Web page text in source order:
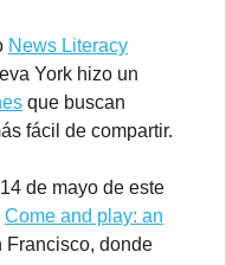
News Literacy
York hizo un
que buscan
fácil de compartir.
de mayo de este
Come and play: an
donde